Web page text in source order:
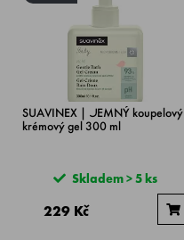
SUAVINEX | JEMNÝ koupelový
krémový gel 300 ml
Skladem > 5 ks
229 Kč